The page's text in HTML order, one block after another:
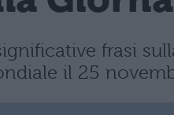
frasi
il 25